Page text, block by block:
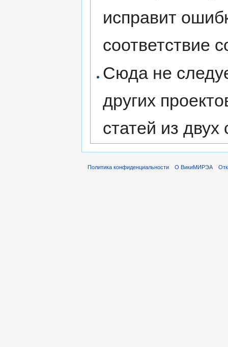
исправит
соответствие
Сюда не
других
статей из двух
Политика конфиденциальности О ВикиМИРЭА